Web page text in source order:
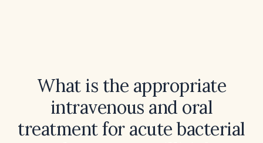
What is the appropriate
intravenous and oral
treatment for acute bacterial